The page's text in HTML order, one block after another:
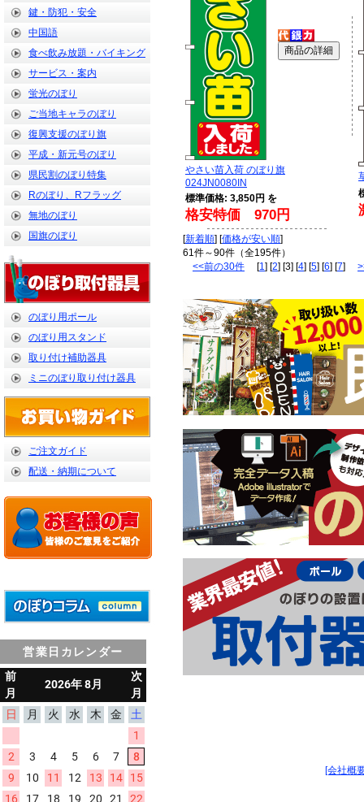
鍵・防犯・安全
中国語
食べ飲み放題・バイキング
サービス・案内
蛍光のぼり
ご当地キャラのぼり
復興支援のぼり旗
平成・新元号のぼり
県民割のぼり特集
Rのぼり、Rフラッグ
無地のぼり
国旗のぼり
のぼり用ポール
のぼり用スタンド
取り付け補助器具
ミニのぼり取り付け器具
ご注文ガイド
配送・納期について
営業日カレンダー
やさい苗入荷 のぼり旗
024JN0080IN
標準価格: 3,850円 を
格安特価 970円
[新着順] [価格が安い順]
61件～90件（全195件）
<<前の30件 [1] [2] [3] [4] [5] [6] [7]
[会社概